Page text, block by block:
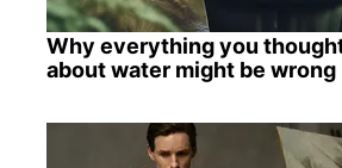
Why everything you
about water might be wrong